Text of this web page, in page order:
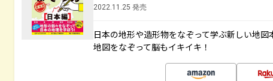
2022.11.25 発売
日本の地形や造形物をなぞって学ぶ新しい地
地図をなぞって脳もイキイキ！